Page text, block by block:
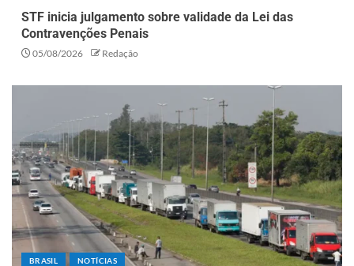
STF inicia julgamento sobre validade da Lei das
Contravenções Penais
05/08/2026 Redação
BRASIL NOTÍCIAS